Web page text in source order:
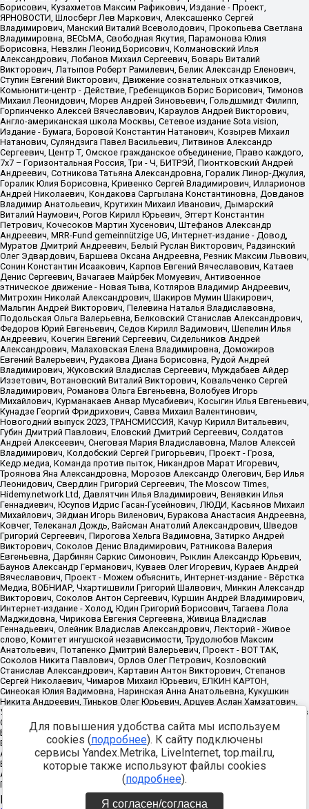
Источник:
https://minjust.gov.ru/uploaded/files/reestr-
Для повышения удобства сайта мы используем
cookies (подробнее). К сайту подключены
сервисы Yandex.Metrika, LiveInternet, top.mail.ru,
которые также используют файлы cookies
(подробнее).
Я согласен/согласна